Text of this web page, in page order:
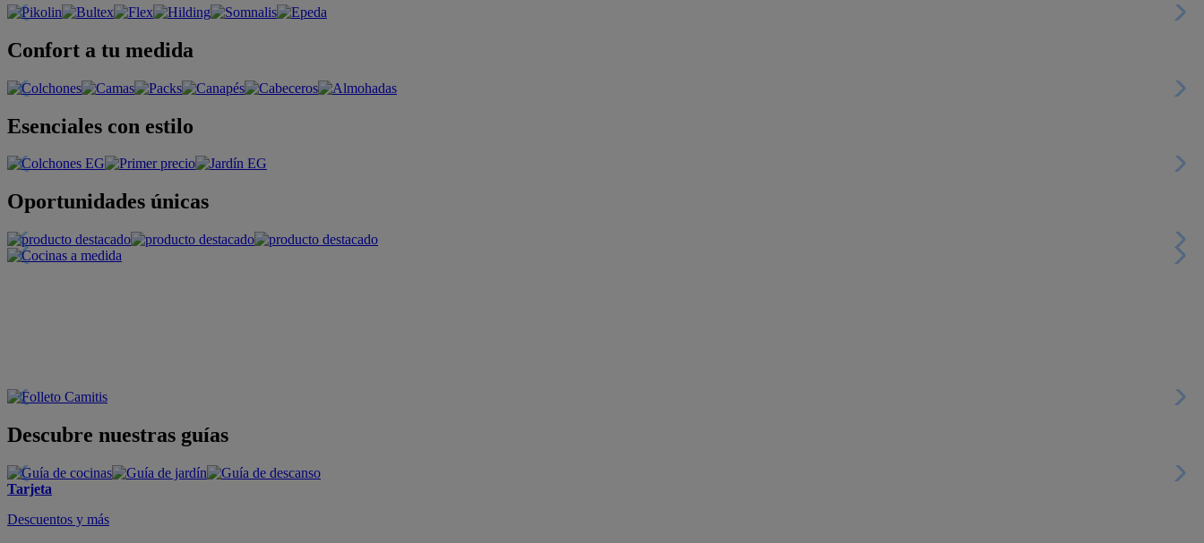
Confort a tu medida
Esenciales con estilo
Oportunidades únicas
Descubre nuestras guías
Tarjeta
Descuentos y más